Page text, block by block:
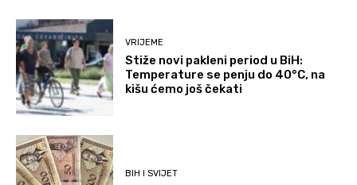
VRIJEME
Stiže novi pakleni period u BiH:
Temperature se penju do 40°C, na
kišu ćemo još čekati
BIH I SVIJET